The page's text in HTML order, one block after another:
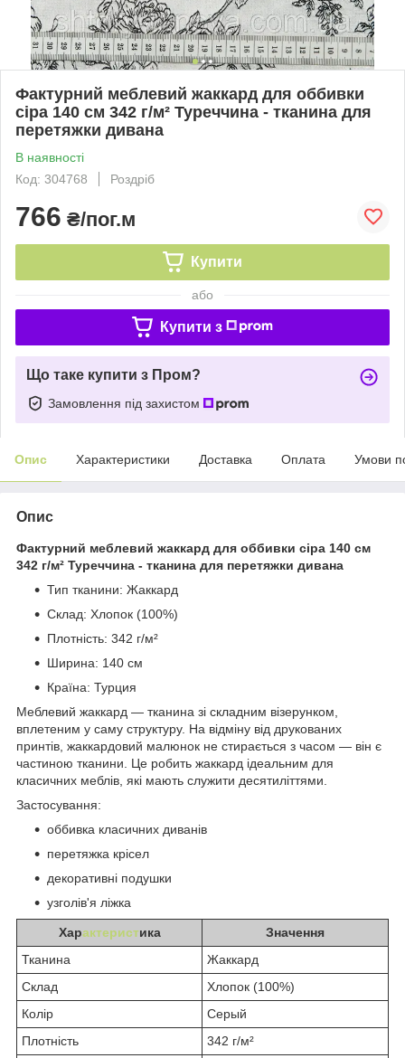
Фактурний меблевий жаккард для оббивки
сіра 140 см 342 г/м² Туреччина - тканина для
перетяжки дивана
В наявності
Код: 304768
Роздріб
766 ₴/пог.м
Купити
або
Купити з
Що таке купити з Пром?
Замовлення під захистом
Опис Характеристики Доставка Оплата Умови
Опис
Фактурний меблевий жаккард для оббивки сіра 140 см
342 г/м² Туреччина - тканина для перетяжки дивана
Тип тканини: Жаккард
Склад: Хлопок (100%)
Плотність: 342 г/м²
Ширина: 140 см
Країна: Турция
Меблевий жаккард — тканина зі складним візерунком,
вплетеним у саму структуру. На відміну від друкованих
принтів, жаккардовий малюнок не стирається з часом — він є
частиною тканини. Це робить жаккард ідеальним для
класичних меблів, які мають служити десятиліттями.
Застосування:
оббивка класичних диванів
перетяжка крісел
декоративні подушки
узголів'я ліжка
Характеристика
Значення
Тканина
Жаккард
Склад
Хлопок (100%)
Колір
Серый
Плотність
342 г/м²